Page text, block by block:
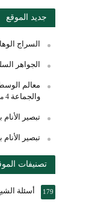
جديد الموقع
السراج
الجواهر
معالم
والجماعة 4 مايو، 2026
تبصير
تبصير الأنام
تصنيفات
أسئلة 179